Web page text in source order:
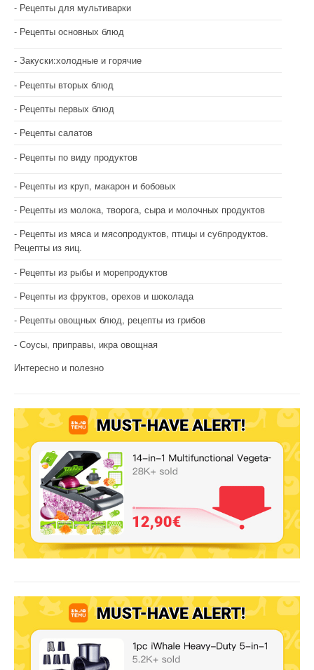
Рецепты для мультиварки
Рецепты основных блюд
Закуски:холодные и горячие
Рецепты вторых блюд
Рецепты первых блюд
Рецепты салатов
Рецепты по виду продуктов
Рецепты из круп, макарон и бобовых
Рецепты из молока, творога, сыра и молочных продуктов
Рецепты из мяса и мясопродуктов, птицы и субпродуктов.
Рецепты из яиц.
Рецепты из рыбы и морепродуктов
Рецепты из фруктов, орехов и шоколада
Рецепты овощных блюд, рецепты из грибов
Соусы, приправы, икра овощная
Интересно и полезно